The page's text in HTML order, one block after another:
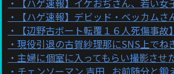
【ハゲ速報】デビッド・ベッカムさ
【辺野古ボート転覆１６人死傷事故
現役引退の古賀紗理那にSNS上でね
主婦に個室に入ってもらい撮影させ
チェンソーマン 吉田...お前随分と鍛